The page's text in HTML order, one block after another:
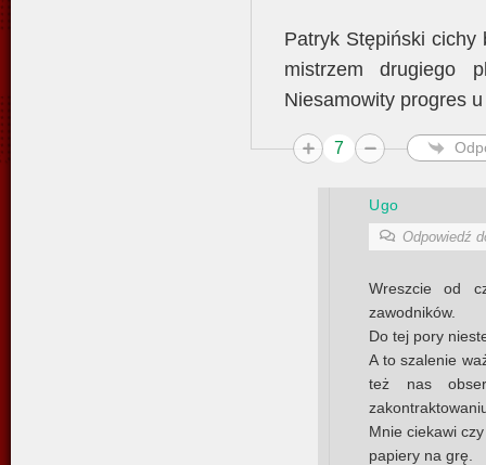
Patryk Stępiński
mistrzem drugiego
Niesamowity progres
7
Ugo
Odpowiedź
Wreszcie od
zawodników.
Do tej pory
A to szalenie
też nas
Mnie ciekawi
papiery na grę.